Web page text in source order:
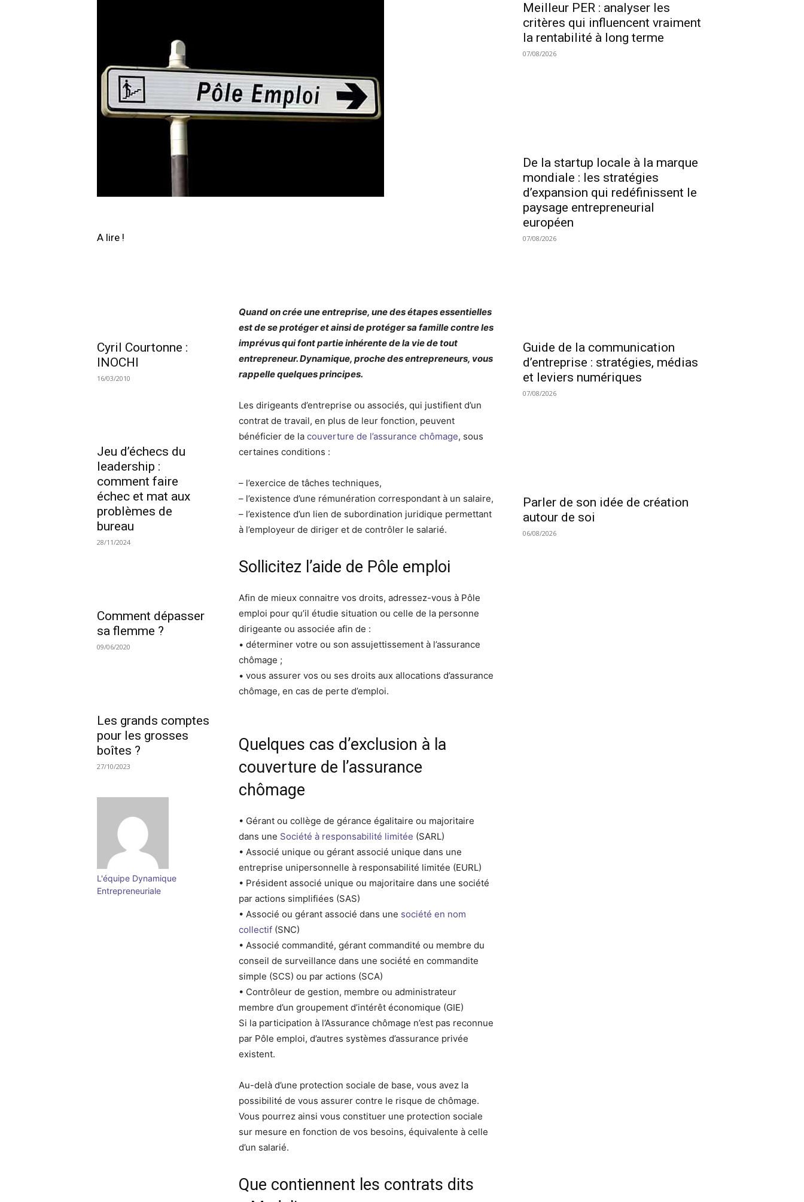
A lire !
Cyril Courtonne :
INOCHI
16/03/2010
Jeu d’échecs du
leadership :
comment faire
échec et mat aux
problèmes de
bureau
28/11/2024
Comment dépasser
sa flemme ?
09/06/2020
Les grands comptes
pour les grosses
boîtes ?
27/10/2023
L'équipe Dynamique
Entrepreneuriale
Quand on crée une entreprise, une des étapes essentielles
est de se protéger et ainsi de protéger sa famille contre les
imprévus qui font partie inhérente de la vie de tout
entrepreneur. Dynamique, proche des entrepreneurs, vous
rappelle quelques principes.
Les dirigeants d’entreprise ou associés, qui justifient d’un
contrat de travail, en plus de leur fonction, peuvent
bénéficier de lacouverture de l’assurance chômage, sous
certaines conditions :
– l’exercice de tâches techniques,
– l’existence d’une rémunération correspondant à un salaire,
– l’existence d’un lien de subordination juridique permettant
à l’employeur de diriger et de contrôler le salarié.
Sollicitez l’aide de Pôle emploi
Afin de mieux connaitre vos droits, adressez-vous à Pôle
emploi pour qu’il étudie situation ou celle de la personne
dirigeante ou associée afin de :
• déterminer votre ou son assujettissement à l’assurance
chômage ;
• vous assurer vos ou ses droits aux allocations d’assurance
chômage, en cas de perte d’emploi.
Quelques cas d’exclusion à la
couverture de l’assurance
chômage
• Gérant ou collège de gérance égalitaire ou majoritaire
dans une Société à responsabilité limitée (SARL)
• Associé unique ou gérant associé unique dans une
entreprise unipersonnelle à responsabilité limitée (EURL)
• Président associé unique ou majoritaire dans une société
par actions simplifiées (SAS)
• Associé ou gérant associé dans une société en nom
collectif (SNC)
• Associé commandité, gérant commandité ou membre du
conseil de surveillance dans une société en commandite
simple (SCS) ou par actions (SCA)
• Contrôleur de gestion, membre ou administrateur
membre d’un groupement d’intérêt économique (GIE)
Si la participation à l’Assurance chômage n’est pas reconnue
par Pôle emploi, d’autres systèmes d’assurance privée
existent.
Au-delà d’une protection sociale de base, vous avez la
possibilité de vous assurer contre le risque de chômage.
Vous pourrez ainsi vous constituer une protection sociale
sur mesure en fonction de vos besoins, équivalente à celle
d’un salarié.
Que contiennent les contrats dits
Meilleur PER : analyser les
critères qui influencent vraiment
la rentabilité à long terme
07/08/2026
De la startup locale à la marque
mondiale : les stratégies
d’expansion qui redéfinissent le
paysage entrepreneurial
européen
07/08/2026
Guide de la communication
d’entreprise : stratégies, médias
et leviers numériques
07/08/2026
Parler de son idée de création
autour de soi
06/08/2026